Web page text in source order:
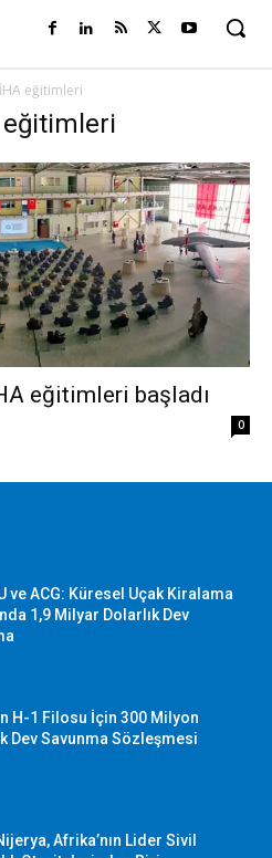
eğitimleri
eğitimleri
eğitimleri başladı
0
ve ACG: Küresel Uçak Kiralama
1,9 Milyar Dolarlık Dev
H-1 Filosu İçin 300 Milyon
Dev Savunma Sözleşmesi
Afrika’nın Lider Sivil